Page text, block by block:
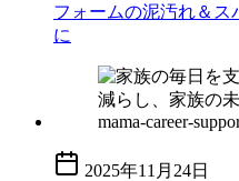
フォームの泥汚れ＆ス
に
2025年11月24日